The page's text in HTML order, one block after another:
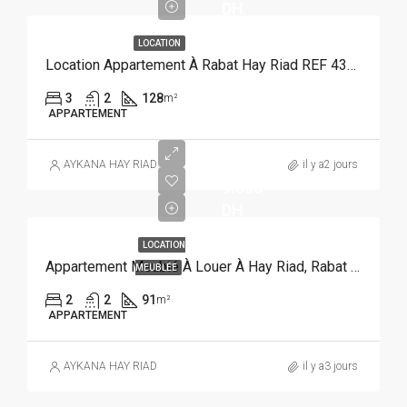
LOCATION
Location Appartement À Rabat Hay Riad REF 4383
3 2 128m²
APPARTEMENT
AYKANA HAY RIAD il y a2 jours
LOCATION
MEUBLÉE Appartement Meublé À Louer À Hay Riad, Rabat REF 3926
2 2 91 m²
APPARTEMENT
AYKANA HAY RIAD il y a3 jours